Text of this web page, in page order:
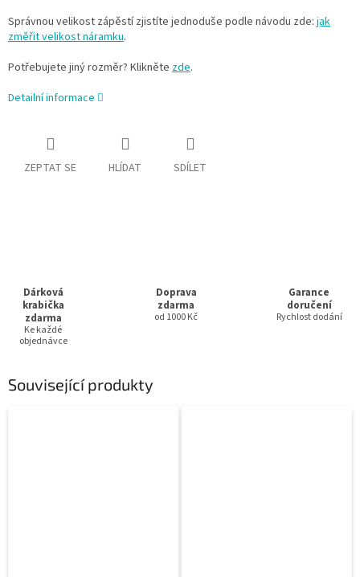
Správnou velikost zápěstí zjistíte jednoduše podle návodu zde: jak
změřit velikost náramku.
Potřebujete jiný rozměr? Klikněte zde.
Detailní informace
ZEPTAT SE HLÍDAT SDÍLET
Dárková
krabička
zdarma
Ke každé
objednávce
Doprava
zdarma
od 1000 Kč
Garance
doručení
Rychlost dodání
Související produkty